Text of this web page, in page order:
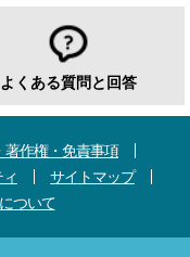
よくある質問と回答
著作権・免責事項
サイトマップ
ついて